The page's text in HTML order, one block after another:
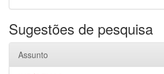
Sugestões de pesquisa
Assunto